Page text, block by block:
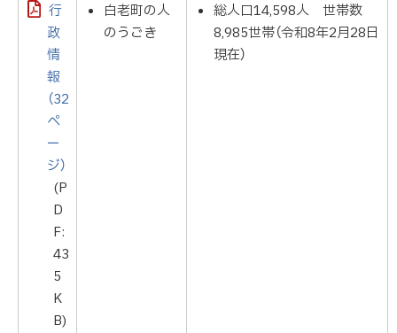
行
政
情
報
（32
ペ
ー
ジ）
(P
D
F:
43
5
K
B)
白老町の人
のうごき
総人口14,598人 世帯数
8,985世帯（令和8年2月28日
現在）